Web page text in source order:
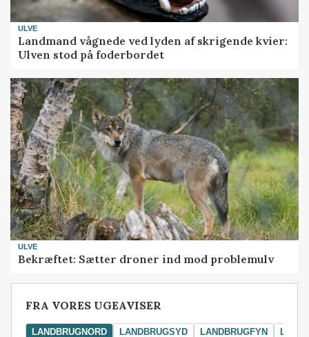
ULVE
Landmand vågnede ved lyden af skrigende kvier:
Ulven stod på foderbordet
ULVE
Bekræftet: Sætter droner ind mod problemulv
FRA VORES UGEAVISER
LANDBRUGNORD LANDBRUGSYD LANDBRUGFYN